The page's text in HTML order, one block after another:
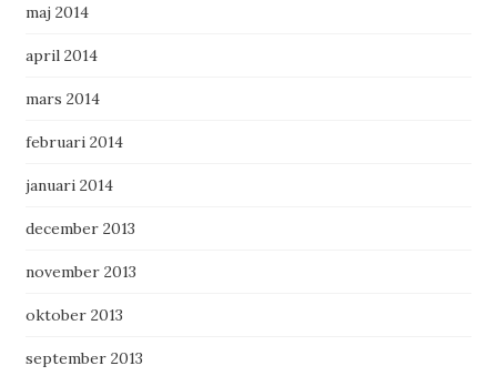
maj 2014
april 2014
mars 2014
februari 2014
januari 2014
december 2013
november 2013
oktober 2013
september 2013